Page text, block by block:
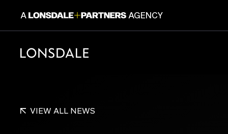
A AGENCY
VIEW ALL NEWS